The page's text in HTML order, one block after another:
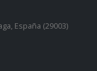
España (29003)